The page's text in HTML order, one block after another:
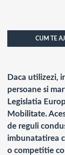
CUM TE
Daca utilizezi,
persoane si
Legislatia
Mobilitate.
de reguli
imbunatatirea
o competitie